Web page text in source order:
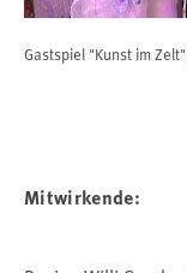
Gastspiel "Kunst im
Mitwirkende: